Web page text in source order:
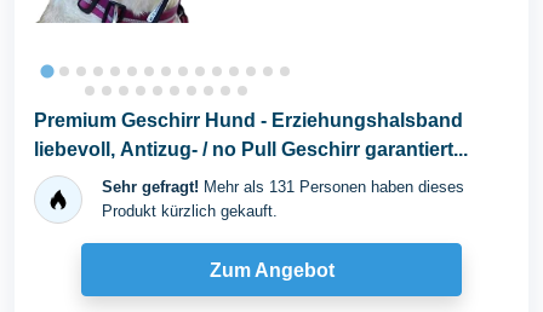
Premium Geschirr Hund - Erziehungshalsband
liebevoll, Antizug- / no Pull Geschirr garantiert...
Sehr gefragt! Mehr als 131 Personen haben dieses
Produkt kürzlich gekauft.
Zum Angebot